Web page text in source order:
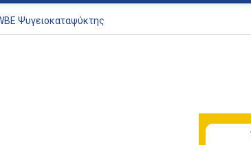
Ψυγειοκαταψύκτης